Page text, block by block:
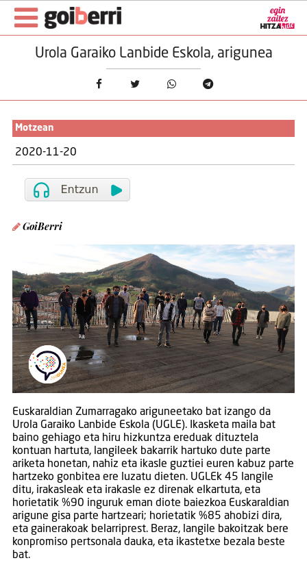
Urola Garaiko Lanbide Eskola, arigunea
Motzean
2020-11-20
GoiBerri
Euskaraldian Zumarragako ariguneetako bat izango da
Urola Garaiko Lanbide Eskola (UGLE). Ikasketa maila bat
baino gehiago eta hiru hizkuntza ereduak dituztela
kontuan hartuta, langileek bakarrik hartuko dute parte
ariketa honetan, nahiz eta ikasle guztiei euren kabuz parte
hartzeko gonbitea ere luzatu dieten. UGLEk 45 langile
ditu, irakasleak eta irakasle ez direnak elkartuta, eta
horietatik %90 inguruk eman diote baiezkoa Euskaraldian
arigune gisa parte hartzeari; horietatik %85 ahobizi dira,
eta gainerakoak belarriprest. Beraz, langile bakoitzak bere
konpromiso pertsonala dauka, eta ikastetxe bezala beste
bat.